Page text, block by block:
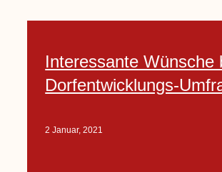
Interessante Wünsche
Dorfentwicklungs-
2 Januar, 2021